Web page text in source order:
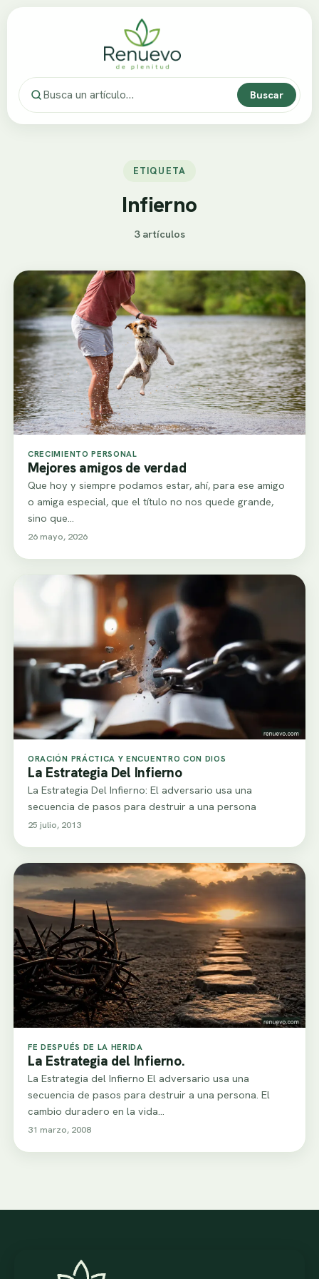
Buscar
ETIQUETA
Infierno
3 artículos
CRECIMIENTO PERSONAL
Mejores amigos de verdad
Que hoy y siempre podamos estar, ahí, para ese amigo
o amiga especial, que el título no nos quede grande,
sino que…
26 mayo, 2026
ORACIÓN PRÁCTICA Y ENCUENTRO CON DIOS
La Estrategia Del Infierno
La Estrategia Del Infierno: El adversario usa una
secuencia de pasos para destruir a una persona
25 julio, 2013
FE DESPUÉS DE LA HERIDA
La Estrategia del Infierno.
La Estrategia del Infierno El adversario usa una
secuencia de pasos para destruir a una persona. El
cambio duradero en la vida…
31 marzo, 2008